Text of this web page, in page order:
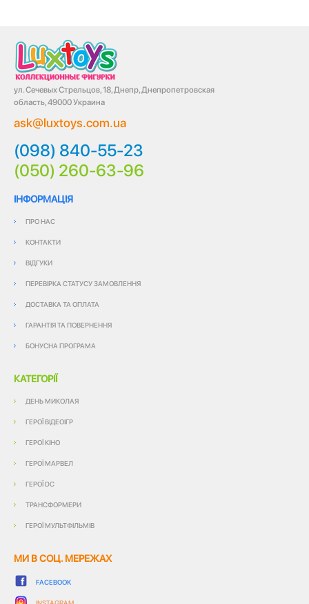
ул. Сечевых Стрельцов, 18, Днепр, Днепропетровская
область, 49000 Украина
ask@luxtoys.com.ua
(098) 840-55-23
(050) 260-63-96
ІНФОРМАЦІЯ
ПРО НАС
КОНТАКТИ
ВІДГУКИ
ПЕРЕВІРКА СТАТУСУ ЗАМОВЛЕННЯ
ДОСТАВКА ТА ОПЛАТА
ГАРАНТІЯ ТА ПОВЕРНЕННЯ
БОНУСНА ПРОГРАМА
КАТЕГОРІЇ
ДЕНЬ МИКОЛАЯ
ГЕРОЇ ВІДЕОІГР
ГЕРОЇ КІНО
ГЕРОЇ МАРВЕЛ
ГЕРОЇ DC
ТРАНСФОРМЕРИ
ГЕРОЇ МУЛЬТФІЛЬМІВ
МИ В СОЦ. МЕРЕЖАХ
FACEBOOK